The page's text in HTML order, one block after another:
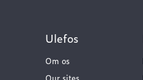
Ulefos
Om os
Our sites